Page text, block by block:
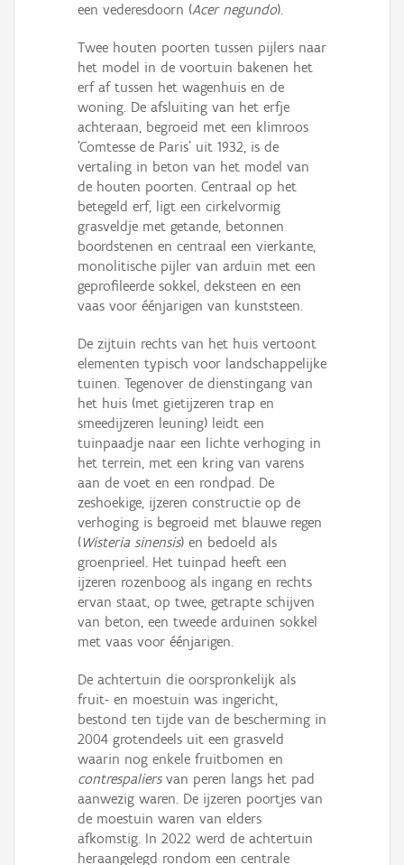
een vederesdoorn (Acer negundo).
Twee houten poorten tussen pijlers naar
het model in de voortuin bakenen het
erf af tussen het wagenhuis en de
woning. De afsluiting van het erfje
achteraan, begroeid met een klimroos
'Comtesse de Paris' uit 1932, is de
vertaling in beton van het model van
de houten poorten. Centraal op het
betegeld erf, ligt een cirkelvormig
grasveldje met getande, betonnen
boordstenen en centraal een vierkante,
monolitische pijler van arduin met een
geprofileerde sokkel, deksteen en een
vaas voor éénjarigen van kunststeen.
De zijtuin rechts van het huis vertoont
elementen typisch voor landschappelijke
tuinen. Tegenover de dienstingang van
het huis (met gietijzeren trap en
smeedijzeren leuning) leidt een
tuinpaadje naar een lichte verhoging in
het terrein, met een kring van varens
aan de voet en een rondpad. De
zeshoekige, ijzeren constructie op de
verhoging is begroeid met blauwe regen
(Wisteria sinensis) en bedoeld als
groenprieel. Het tuinpad heeft een
ijzeren rozenboog als ingang en rechts
ervan staat, op twee, getrapte schijven
van beton, een tweede arduinen sokkel
met vaas voor éénjarigen.
De achtertuin die oorspronkelijk als
fruit- en moestuin was ingericht,
bestond ten tijde van de bescherming in
2004 grotendeels uit een grasveld
waarin nog enkele fruitbomen en
contrespaliersvan peren langs het pad
aanwezig waren. De ijzeren poortjes van
de moestuin waren van elders
afkomstig. In 2022 werd de achtertuin
heraangelegd rondom een centrale